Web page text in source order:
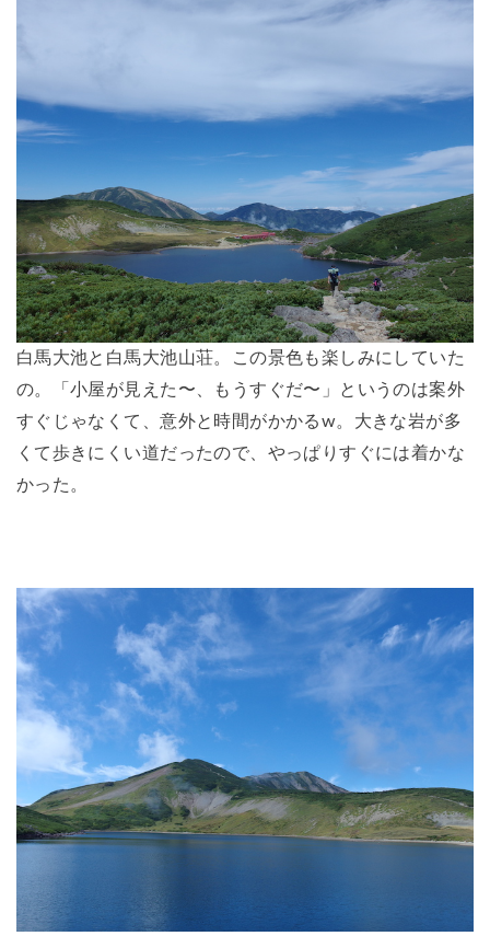
白馬大池と白馬大池山荘。この景色も楽しみにしていた
の。「小屋が見えた〜、もうすぐだ〜」というのは案外
すぐじゃなくて、意外と時間がかかるw。大きな岩が多
くて歩きにくい道だったので、やっぱりすぐには着かな
かった。